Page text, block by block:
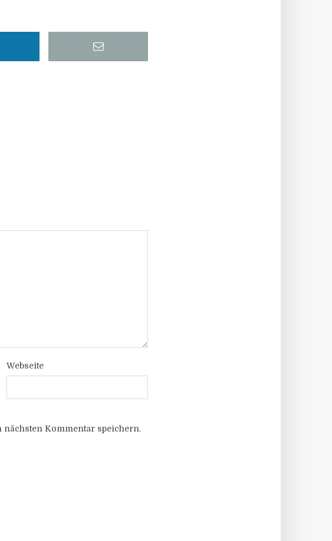
Webseite
nächsten Kommentar speichern.